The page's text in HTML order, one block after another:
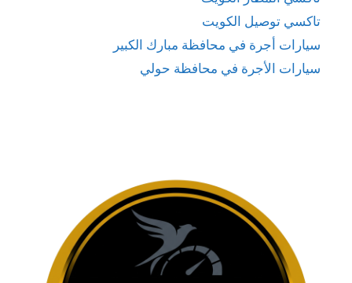
تاكسي توصيل الكويت
سيارات أجرة في محافظة مبارك الكبير
سيارات الأجرة في محافظة حولي